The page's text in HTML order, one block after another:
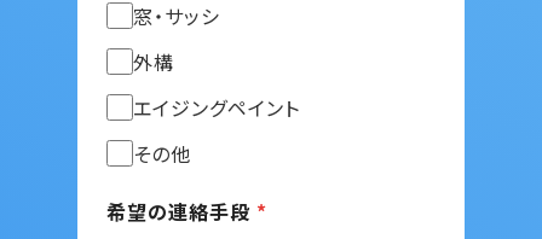
窓・サッシ
外構
エイジングペイント
その他
希望の連絡手段 *